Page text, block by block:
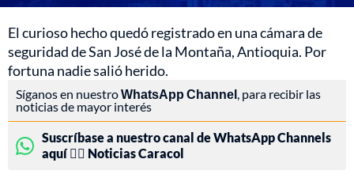
El curioso hecho quedó registrado en una cámara de
seguridad de San José de la Montaña, Antioquia. Por
fortuna nadie salió herido.
Síganos en nuestroWhatsApp Channel , para recibir las
noticias de mayor interés
Suscríbase a nuestro canal de WhatsApp Channels
aquí 👉🏻 Noticias Caracol